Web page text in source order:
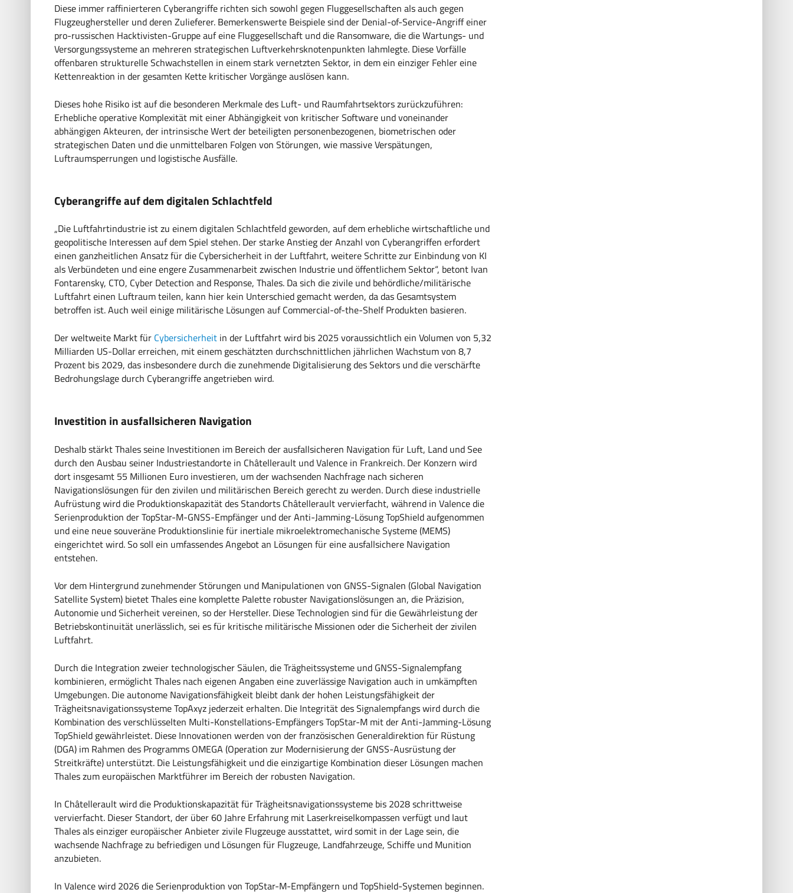
Diese immer raffinierteren Cyberangriffe richten sich sowohl gegen Fluggesellschaften als auch gegen
Flugzeughersteller und deren Zulieferer. Bemerkenswerte Beispiele sind der Denial-of-Service-Angriff einer
pro-russischen Hacktivisten-Gruppe auf eine Fluggesellschaft und die Ransomware, die die Wartungs- und
Versorgungssysteme an mehreren strategischen Luftverkehrsknotenpunkten lahmlegte. Diese Vorfälle
offenbaren strukturelle Schwachstellen in einem stark vernetzten Sektor, in dem ein einziger Fehler eine
Kettenreaktion in der gesamten Kette kritischer Vorgänge auslösen kann.
Dieses hohe Risiko ist auf die besonderen Merkmale des Luft- und Raumfahrtsektors zurückzuführen:
Erhebliche operative Komplexität mit einer Abhängigkeit von kritischer Software und voneinander
abhängigen Akteuren, der intrinsische Wert der beteiligten personenbezogenen, biometrischen oder
strategischen Daten und die unmittelbaren Folgen von Störungen, wie massive Verspätungen,
Luftraumsperrungen und logistische Ausfälle.
Cyberangriffe auf dem digitalen Schlachtfeld
„Die Luftfahrtindustrie ist zu einem digitalen Schlachtfeld geworden, auf dem erhebliche wirtschaftliche und
geopolitische Interessen auf dem Spiel stehen. Der starke Anstieg der Anzahl von Cyberangriffen erfordert
einen ganzheitlichen Ansatz für die Cybersicherheit in der Luftfahrt, weitere Schritte zur Einbindung von KI
als Verbündeten und eine engere Zusammenarbeit zwischen Industrie und öffentlichem Sektor“, betont Ivan
Fontarensky, CTO, Cyber Detection and Response, Thales. Da sich die zivile und behördliche/militärische
Luftfahrt einen Luftraum teilen, kann hier kein Unterschied gemacht werden, da das Gesamtsystem
betroffen ist. Auch weil einige militärische Lösungen auf Commercial-of-the-Shelf Produkten basieren.
Der weltweite Markt für Cybersicherheit in der Luftfahrt wird bis 2025 voraussichtlich ein Volumen von 5,32
Milliarden US-Dollar erreichen, mit einem geschätzten durchschnittlichen jährlichen Wachstum von 8,7
Prozent bis 2029, das insbesondere durch die zunehmende Digitalisierung des Sektors und die verschärfte
Bedrohungslage durch Cyberangriffe angetrieben wird.
Investition inausfallsicheren Navigation
Deshalb stärkt Thales seine Investitionen im Bereich der ausfallsicheren Navigation für Luft, Land und See
durch den Ausbau seiner Industriestandorte in Châtellerault und Valence in Frankreich. Der Konzern wird
dort insgesamt 55 Millionen Euro investieren, um der wachsenden Nachfrage nach sicheren
Navigationslösungen für den zivilen und militärischen Bereich gerecht zu werden. Durch diese industrielle
Aufrüstung wird die Produktionskapazität des Standorts Châtellerault vervierfacht, während in Valence die
Serienproduktion der TopStar-M-GNSS-Empfänger und der Anti-Jamming-Lösung TopShield aufgenommen
und eine neue souveräne Produktionslinie für inertiale mikroelektromechanische Systeme (MEMS)
eingerichtet wird. So soll ein umfassendes Angebot an Lösungen für eine ausfallsichere Navigation
entstehen.
Vor dem Hintergrund zunehmender Störungen und Manipulationen von GNSS-Signalen (Global Navigation
Satellite System) bietet Thales eine komplette Palette robuster Navigationslösungen an, die Präzision,
Autonomie und Sicherheit vereinen, so der Hersteller. Diese Technologien sind für die Gewährleistung der
Betriebskontinuität unerlässlich, sei es für kritische militärische Missionen oder die Sicherheit der zivilen
Luftfahrt.
Durch die Integration zweier technologischer Säulen, die Trägheitssysteme und GNSS-Signalempfang
kombinieren, ermöglicht Thales nach eigenen Angaben eine zuverlässige Navigation auch in umkämpften
Umgebungen. Die autonome Navigationsfähigkeit bleibt dank der hohen Leistungsfähigkeit der
Trägheitsnavigationssysteme TopAxyz jederzeit erhalten. Die Integrität des Signalempfangs wird durch die
Kombination des verschlüsselten Multi-Konstellations-Empfängers TopStar-M mit der Anti-Jamming-Lösung
TopShield gewährleistet. Diese Innovationen werden von der französischen Generaldirektion für Rüstung
(DGA) im Rahmen des Programms OMEGA (Operation zur Modernisierung der GNSS-Ausrüstung der
Streitkräfte) unterstützt. Die Leistungsfähigkeit und die einzigartige Kombination dieser Lösungen machen
Thales zum europäischen Marktführer im Bereich der robusten Navigation.
In Châtellerault wird die Produktionskapazität für Trägheitsnavigationssysteme bis 2028 schrittweise
vervierfacht. Dieser Standort, der über 60 Jahre Erfahrung mit Laserkreiselkompassen verfügt und laut
Thales als einziger europäischer Anbieter zivile Flugzeuge ausstattet, wird somit in der Lage sein, die
wachsende Nachfrage zu befriedigen und Lösungen für Flugzeuge, Landfahrzeuge, Schiffe und Munition
anzubieten.
In Valence wird 2026 die Serienproduktion von TopStar-M-Empfängern und TopShield-Systemen beginnen.